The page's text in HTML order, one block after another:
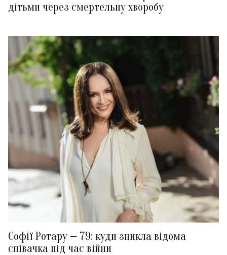
дітьми через смертельну хворобу
Софії Ротару — 79: куди зникла відома
співачка під час війни